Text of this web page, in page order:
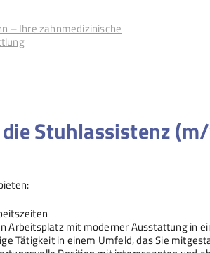
Stuhlassistenz
Arbeitsplatz mit moderner Ausstattung in
Tätigkeit in einem Umfeld, das Sie